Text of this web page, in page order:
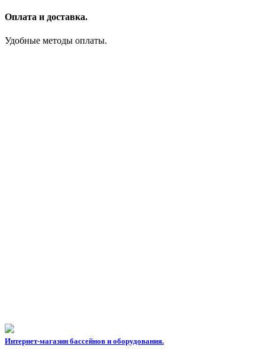
Оплата и доставка.
Удобные методы оплаты.
Интернет-магазин бассейнов и оборудования.